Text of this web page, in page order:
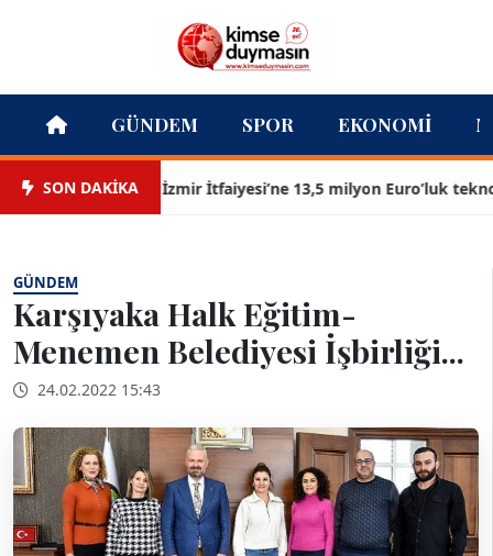
GÜNDEM SPOR EKONOMI
SON DAKİKAİzmir İtfaiyesi’ne 13,5 milyon Euro’luk teknoloji
GÜNDEM
Karşıyaka Halk Eğitim-
Menemen Belediyesi İşbirliği...
24.02.2022 15:43